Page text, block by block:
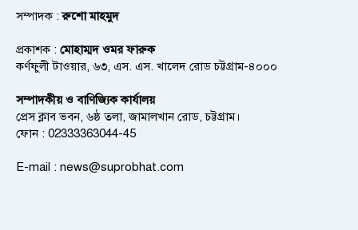
সম্পাদক :রুশো মাহমুদ
প্রকাশক : মোহাম্মদ ওমর ফারুক
কর্ণফুলী টাওয়ার, ৬৩, এস. এস. খালেদ রোড চট্টগ্রাম-৪০০০
সম্পাদকীয় ও বাণিজ্যিক কার্যালয়
প্রেস ক্লাব ভবন, ৬ষ্ঠ তলা, জামালখান রোড, চট্টগ্রাম।
ফোন : 02333363044-45
E-mail : news@suprobhat.com